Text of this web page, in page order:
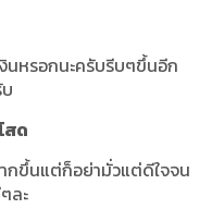
นหรอกนะครับรีบๆขึ้นอีก
สด
กขึ้นแต่ก็อย่ามั่วแต่ดีใจจน
ละ